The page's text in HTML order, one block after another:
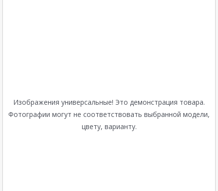
Изображения универсальные! Это демонстрация товара.
Фотографии могут не соответствовать выбранной модели,
цвету, варианту.